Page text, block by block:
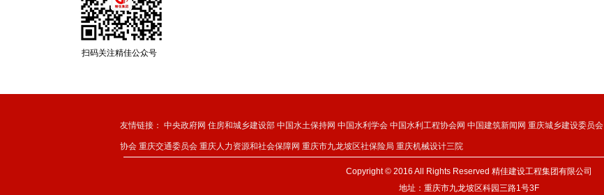
扫码关注精佳公众号
友情链接： 中央政府网 住房和城乡建设部 中国水土保持网 中国水利学会 中国水利工程协会网 中国建筑新闻网 重庆城乡建设委员会
协会 重庆交通委员会 重庆人力资源和社会保障网 重庆市九龙坡区社保险局 重庆机械设计三院
Copyright © 2016 All Rights Reserved 精佳建设工程集团有限公司
地址：重庆市九龙坡区科园三路1号3F